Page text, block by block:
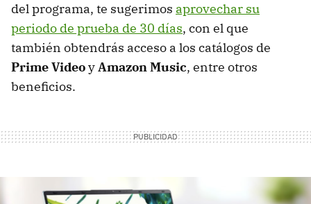
del programa, te sugerimos aprovechar su
periodo de prueba de 30 días, con el que
también obtendrás acceso a los catálogos de
Prime VideoyAmazon Music, entre otros
beneficios.